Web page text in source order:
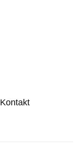
Kontakt